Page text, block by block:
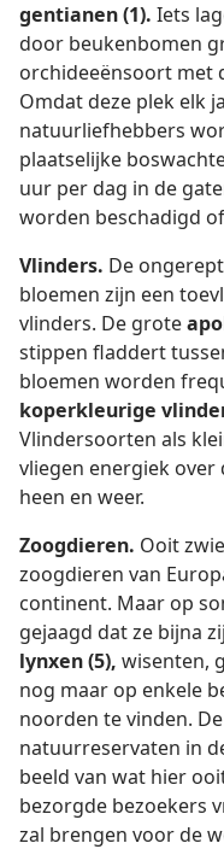
gentianen (1). Iets
door beukenbomen
orchideeënsoort met
Omdat deze plek elk
natuurliefhebbers
plaatselijke
uur per dag in de
worden beschadigd
Vlinders. De
bloemen zijn een
vlinders. De grote
stippen fladdert
bloemen worden
koperkleurige
Vlindersoorten als
vliegen energiek
heen en weer.
Zoogdieren. Ooit
zoogdieren van
continent. Maar op
gejaagd dat ze bijna
lynxen (5), wisenten,
nog maar op enkele
noorden te vinden.
natuurreservaten in
beeld van wat hier
bezorgde bezoekers
zal brengen voor de